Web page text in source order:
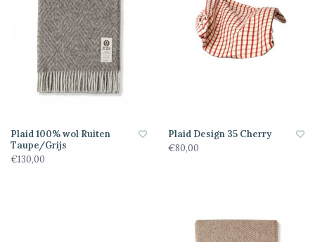
Plaid 100% wol Ruiten
Taupe/Grijs
€130,00
Plaid Design 35 Cherry
€80,00